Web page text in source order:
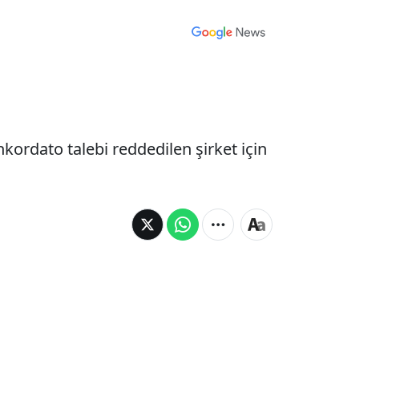
talebi reddedilen şirket için